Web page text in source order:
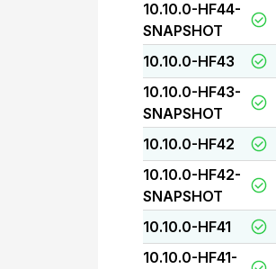
10.10.0-HF44-
SNAPSHOT
10.10.0-HF43
10.10.0-HF43-
SNAPSHOT
10.10.0-HF42
10.10.0-HF42-
SNAPSHOT
10.10.0-HF41
10.10.0-HF41-